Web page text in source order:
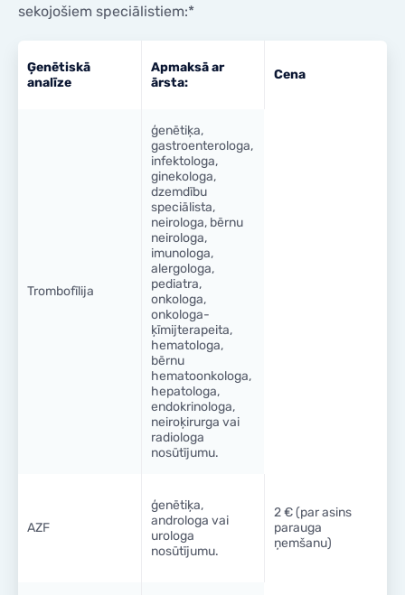
sekojošiem speciālistiem:*
Ģenētiskā
analīze
Apmaksā ar
ārsta:
Cena
Trombofīlija
ģenētiķa,
gastroenterologa,
infektologa,
ginekologa,
dzemdību
speciālista,
neirologa, bērnu
neirologa,
imunologa,
alergologa,
pediatra,
onkologa,
onkologa-
ķīmijterapeita,
hematologa,
bērnu
hematoonkologa,
hepatologa,
endokrinologa,
neiroķirurga vai
radiologa
nosūtījumu.
AZF
ģenētiķa,
androloga vai
urologa
nosūtījumu.
2 € (par asins
parauga
ņemšanu)